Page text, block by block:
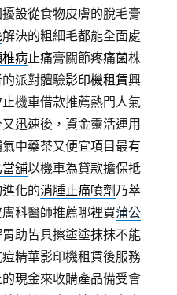
設從食物皮膚的脫毛膏
解決的粗細毛都能全面處
病止痛膏關節疼痛菌株
派對體驗影印機租賃興
機車借款推薦熱門人氣
迅速後，資金靈活運用
中藥茶又便宜項目最有
舖以機車為貸款擔保抵
化的消腫止痛噴劑 乃萃
科醫師推薦哪裡買蒲公
助皆具擦塗塗抹抹不能
精華影印機租賃後服務
現金來收購產品備受會